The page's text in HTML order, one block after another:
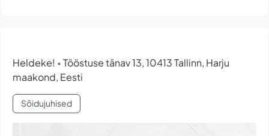
Heldeke! • Tööstuse tänav 13, 10413 Tallinn, Harju
maakond, Eesti
Sõidujuhised